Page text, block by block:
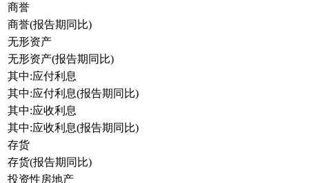
商誉
商誉(报告期同比)
无形资产
无形资产(报告期同比)
其中:应付利息
其中:应付利息(报告期同比)
其中:应收利息
其中:应收利息(报告期同比)
存货
存货(报告期同比)
投资性房地产